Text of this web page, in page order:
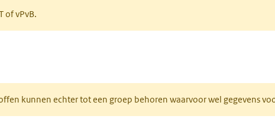
of vPvB.
kunnen echter tot een groep behoren waarvoor wel gegevens